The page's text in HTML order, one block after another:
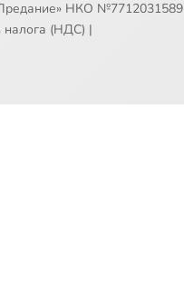
НКО №7712031589
налога (НДС) |